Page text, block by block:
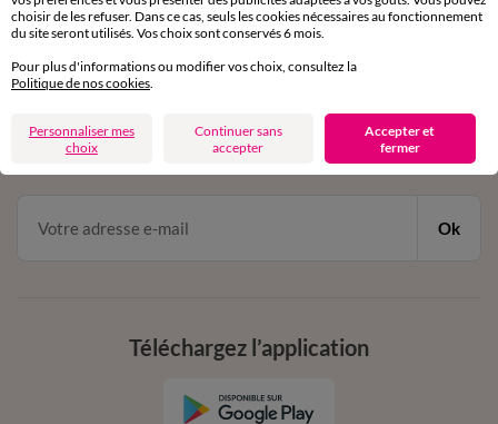
en vous inscrivant à la newsletter
dès 20€ d’achat
conditions dans votre email de confirmation
Ok
Téléchargez l’application
choisir de les refuser. Dans ce cas, seuls les cookies nécessaires au fonctionnement
du site seront utilisés. Vos choix sont conservés 6 mois.
Pour plus d'informations ou modifier vos choix, consultez la
Politique de nos cookies.
Personnaliser mes
choix
Continuer sans
accepter
Accepter et
fermer